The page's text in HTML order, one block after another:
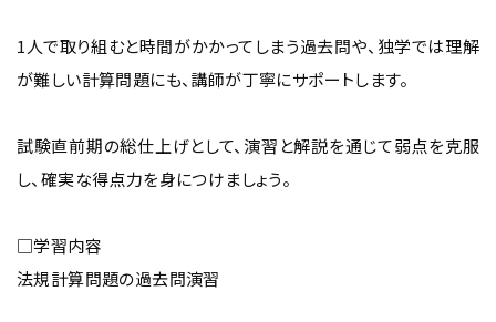
1人で取り組むと時間がかかってしまう過去問や、独学では理解
が難しい計算問題にも、講師が丁寧にサポートします。
試験直前期の総仕上げとして、演習と解説を通じて弱点を克服
し、確実な得点力を身につけましょう。
□学習内容
法規計算問題の過去問演習